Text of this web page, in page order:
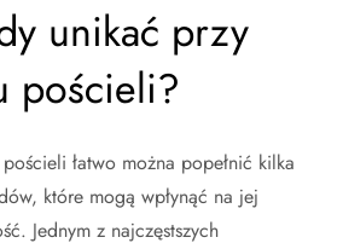
unikać przy
pościeli?
łatwo można popełnić kilka
które mogą wpłynąć na jej
Jednym z najczęstszych